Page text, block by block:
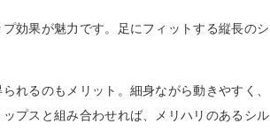
効果が魅力です。足にフィットする縦長のシ
れるのもメリット。細身ながら動きやすく、
プスと組み合わせれば、メリハリのあるシル